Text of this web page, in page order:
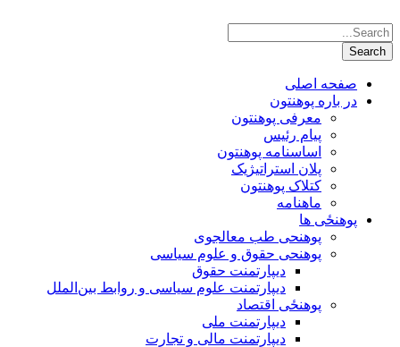
صفحه اصلی
در باره پوهنتون
معرفی پوهنتون
پیام رئیس
اساسنامه پوهنتون
پلان استراتیژیک
کتلاک پوهنتون
ماهنامه
پوهنځی ها
پوهنحی طب معالجوی
پوهنحی حقوق و علوم سیاسی
دیپارتمنت حقوق
دیپارتمنت علوم سیاسی و روابط بین‌الملل
پوهنځی اقتصاد
دیپارتمنت ملی
دیپارتمنت مالی و تجارت